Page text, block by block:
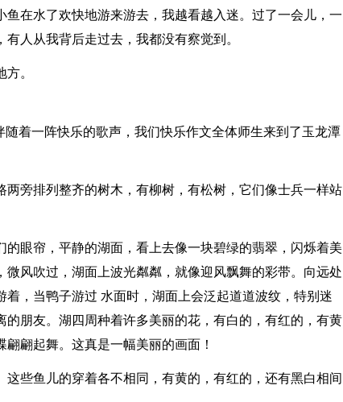
在水了欢快地游来游去，我越看越入迷。过了一会儿，一
人从我背后走过去，我都没有察觉到。
。
着一阵快乐的歌声，我们快乐作文全体师生来到了玉龙潭
旁排列整齐的树木，有柳树，有松树，它们像士兵一样站
的眼帘，平静的湖面，看上去像一块碧绿的翡翠，闪烁着美
风吹过，湖面上波光粼粼，就像迎风飘舞的彩带。向远处
，当鸭子游过 水面时，湖面上会泛起道道波纹，特别迷
的朋友。湖四周种着许多美丽的花，有白的，有红的，有黄
翩起舞。这真是一幅美丽的画面！
些鱼儿的穿着各不相同，有黄的，有红的，还有黑白相间